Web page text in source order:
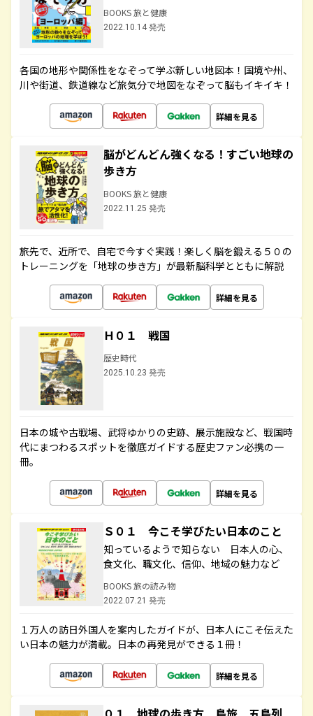
BOOKS 旅と健康
2022.10.14 発売
各国の地形や関係性をなぞって学ぶ新しい地図本！国境や州、
川や街道、鉄道線など旅気分で地図をなぞって脳もイキイキ！
詳細を見る
脳がどんどん強くなる！すごい地球の
歩き方
BOOKS 旅と健康
2022.11.25 発売
旅先で、近所で、自宅で今すぐ実践！楽しく脳を鍛える５０の
トレーニングを「地球の歩き方」が最新脳科学とともに解説
詳細を見る
Ｈ０１ 戦国
歴史時代
2025.10.23 発売
日本の城や古戦場、武将ゆかりの史跡、展示施設など、戦国時
代にまつわるスポットを徹底ガイドする歴史ファン必携の一
冊。
詳細を見る
Ｓ０１ 今こそ学びたい日本のこと
知っているようで知らない 日本人の心、
食文化、職文化、信仰、地域の魅力など
BOOKS 旅の読み物
2022.07.21 発売
１万人の訪日外国人を案内したガイドが、日本人にこそ伝えた
い日本の魅力が満載。日本の再発見ができる１冊！
詳細を見る